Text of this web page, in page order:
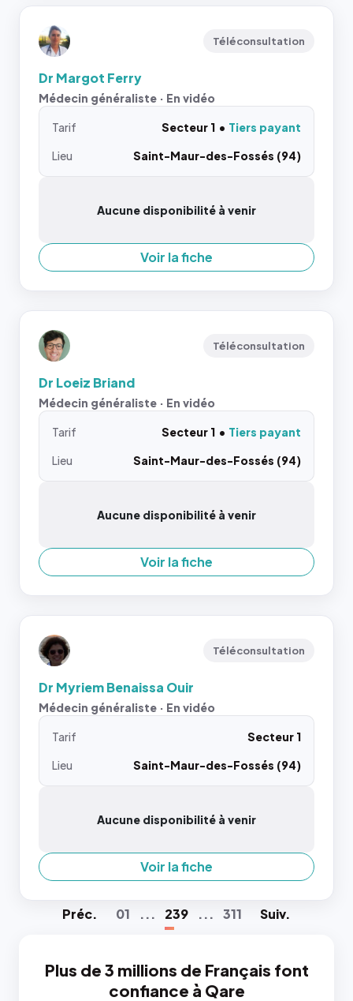
Téléconsultation
Dr Margot Ferry
Médecin généraliste · En vidéo
Tarif Secteur 1
Tiers payant
Lieu
Saint-Maur-des-Fossés (94)
Aucune disponibilité à venir
Voir la fiche
Téléconsultation
Dr Loeiz Briand
Médecin généraliste · En vidéo
Tarif Secteur 1
Tiers payant
Lieu
Saint-Maur-des-Fossés (94)
Aucune disponibilité à venir
Voir la fiche
Téléconsultation
Dr Myriem Benaissa Ouir
Médecin généraliste · En vidéo
Tarif
Secteur 1
Lieu
Saint-Maur-des-Fossés (94)
Aucune disponibilité à venir
Voir la fiche
Préc. 01 ... 239 ... 311 Suiv.
Plus de 3 millions de Français font
confiance à Qare